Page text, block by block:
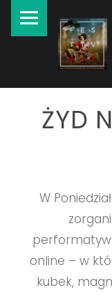
ŻYD
W
online – w
kubek,